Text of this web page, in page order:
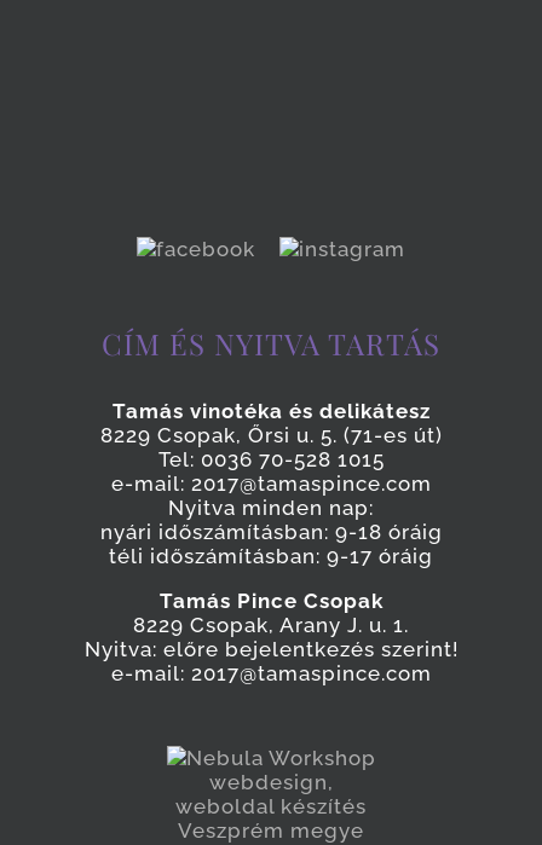
CÍM ÉS NYITVA TARTÁS
Tamás vinotéka és delikátesz
8229 Csopak, Őrsi u. 5. (71-es út)
Tel: 0036 70-528 1015
e-mail: 2017@tamaspince.com
Nyitva minden nap:
nyári időszámításban: 9-18 óráig
téli időszámításban: 9-17 óráig
Tamás Pince Csopak
8229 Csopak, Arany J. u. 1.
Nyitva: előre bejelentkezés szerint!
e-mail: 2017@tamaspince.com